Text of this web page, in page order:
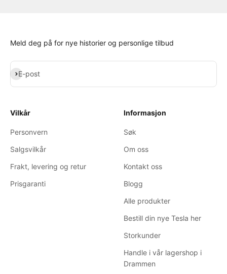
Meld deg på for nye historier og personlige tilbud
E-post
Abonner
Vilkår
Personvern
Salgsvilkår
Frakt, levering og retur
Prisgaranti
Informasjon
Søk
Om oss
Kontakt oss
Blogg
Alle produkter
Bestill din nye Tesla her
Storkunder
Handle i vår lagershop i
Drammen